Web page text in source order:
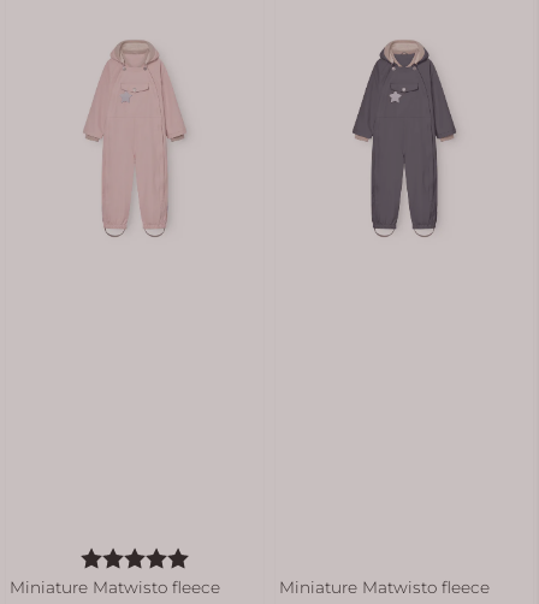
Karakter:
Miniature Matwisto fleece
Miniature Matwisto fleece